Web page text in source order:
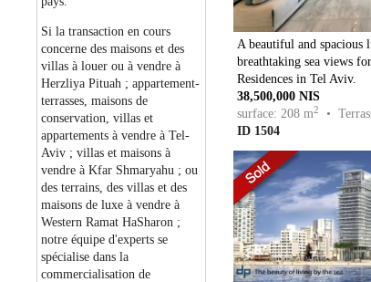
Si la transaction en cours
concerne des maisons et des
villas à louer ou à vendre à
Herzliya Pituah ; appartement-
terrasses, maisons de
conservation, villas et
appartements à vendre à Tel-
Aviv ; villas et maisons à
vendre à Kfar Shmaryahu ; ou
des terrains, des villas et des
maisons de luxe à vendre à
Western Ramat HaSharon ;
notre équipe d'experts se
spécialise dans la
commercialisation de
A beautiful and spacious
breathtaking sea views
Residences in Tel Aviv.
38,500,000 NIS
surface: 208 m2
•
ID 1504